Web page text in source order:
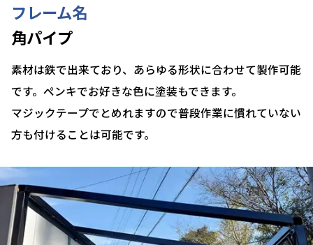
フレーム名
角パイプ
素材は鉄で出来ており、あらゆる形状に合わせて製作可能
です。ペンキでお好きな色に塗装もできます。
マジックテープでとめれますので普段作業に慣れていない
方も付けることは可能です。